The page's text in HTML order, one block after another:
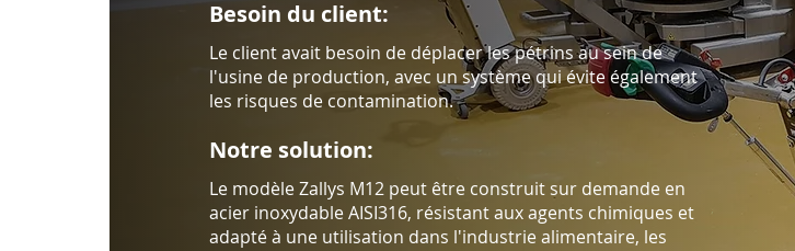
Besoin du client:
Le client avait besoin de déplacer les pétrins au sein de
l'usine de production, avec un système qui évite également
les risques de contamination.
Notre solution:
Le modèle Zallys M12 peut être construit sur demande en
acier inoxydable AISI316, résistant aux agents chimiques et
adapté à une utilisation dans l'industrie alimentaire, les